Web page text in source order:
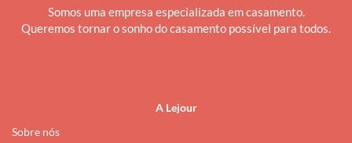
Somos uma empresa especializada em casamento.
Queremos tornar o sonho do casamento possível para todos.
A Lejour
Sobre nós